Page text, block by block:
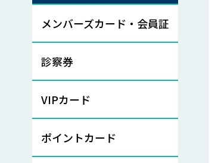
メンバーズカード・会員証
診察券
VIPカード
ポイントカード